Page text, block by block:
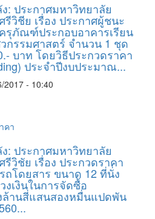
: ประกาศมหาวิทยาลัย
วิชีย เรื่อง ประกาศผู้ชนะ
รุภัณฑ์ประกอบอาคารเรียน
กรรมศาสตร์ จำนวน 1 ชุด
บาท โดยวิธีประกวดราคา
ประจำปีงบประมาณ...
2017 - 10:40
คา
: ประกาศมหาวิทยาลัย
วิชัย เรื่อง ประกวดราคา
โดยสาร ขนาด 12 ที่นั่ง
งเงินในการจัดซื้อ
ล้านสี่แสนสองหมื่นแปดพัน